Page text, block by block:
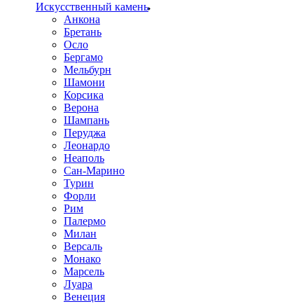
Искусственный камень
Анкона
Бретань
Осло
Бергамо
Мельбурн
Шамони
Корсика
Верона
Шампань
Перуджа
Леонардо
Неаполь
Сан-Марино
Турин
Форли
Рим
Палермо
Милан
Версаль
Монако
Марсель
Луара
Венеция